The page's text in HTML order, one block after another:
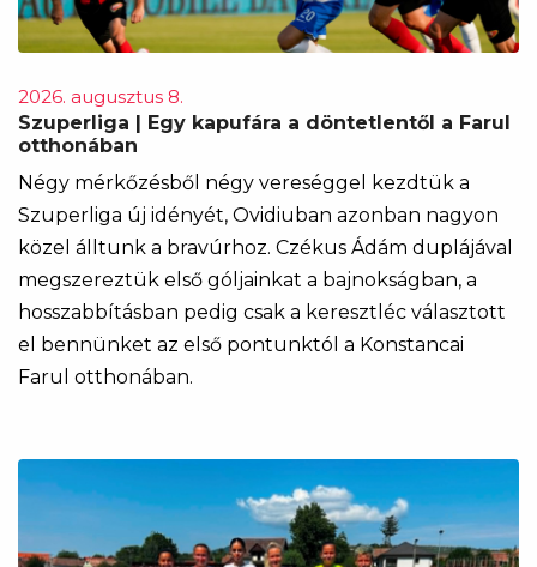
2026. augusztus 8.
Szuperliga | Egy kapufára a döntetlentől a Farul
otthonában
Négy mérkőzésből négy vereséggel kezdtük a
Szuperliga új idényét, Ovidiuban azonban nagyon
közel álltunk a bravúrhoz. Czékus Ádám duplájával
megszereztük első góljainkat a bajnokságban, a
hosszabbításban pedig csak a keresztléc választott
el bennünket az első pontunktól a Konstancai
Farul otthonában.